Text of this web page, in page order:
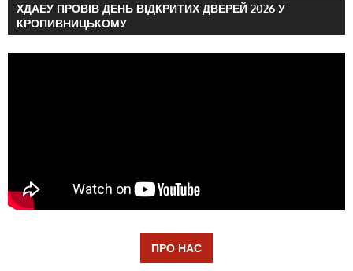
ХДАЕУ ПРОВІВ ДЕНЬ ВІДКРИТИХ ДВЕРЕЙ 2026 У
КРОПИВНИЦЬКОМУ
ПРО НАС